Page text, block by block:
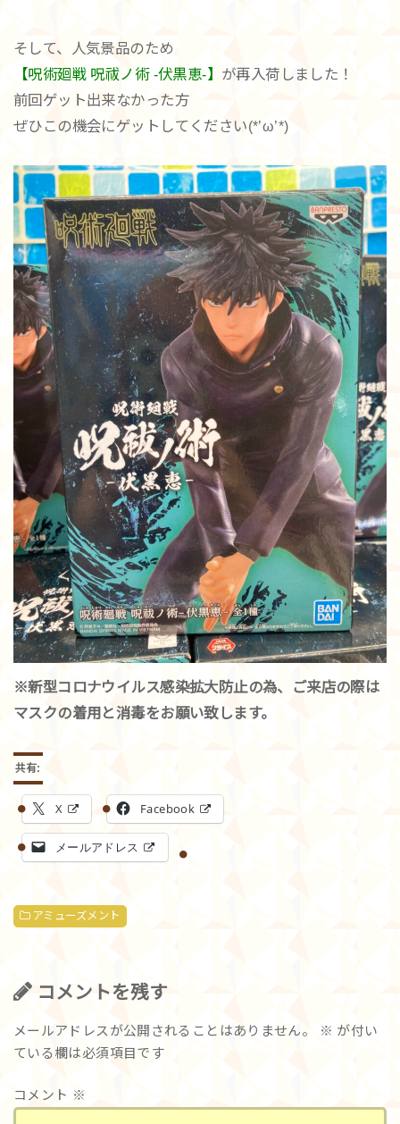
そして、人気景品のため
【呪術廻戦 呪祓ノ術 -伏黒恵-】 が再入荷しました！
前回ゲット出来なかった方
ぜひこの機会にゲットしてください(*’ω’*)
※新型コロナウイルス感染拡大防止の為、ご来店の際は
マスクの着用と消毒をお願い致します。
共有:
X Facebook
メールアドレス
アミューズメント
コメントを残す
メールアドレスが公開されることはありません。 ※ が付い
ている欄は必須項目です
コメント ※